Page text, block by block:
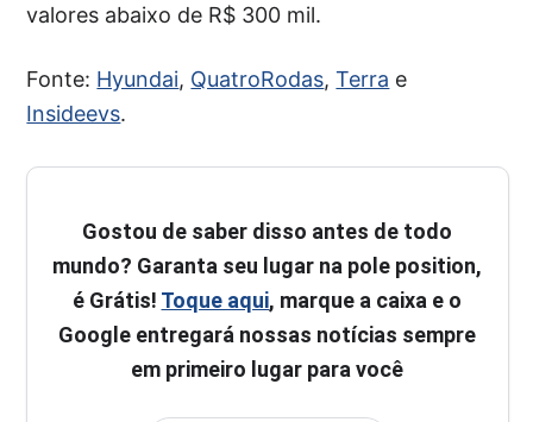
valores abaixo de R$ 300 mil.
Fonte: Hyundai, QuatroRodas,Terra e
Insideevs.
Gostou de saber disso antes de todo
mundo? Garanta seu lugar na pole position,
é Grátis! Toque aqui, marque a caixa e o
Google entregará nossas notícias sempre
em primeiro lugar para você